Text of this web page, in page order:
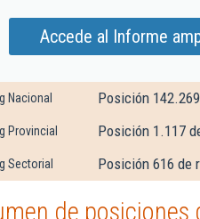
Accede al Informe
Nacional Posición 142.269
Provincial Posición 1.117
Sectorial Posición 616 de
de posiciones